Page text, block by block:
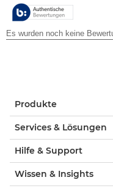
Produkte
Services & Lösungen
Hilfe & Support
Wissen & Insights